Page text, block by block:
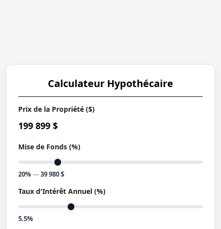
Calculateur Hypothécaire
Prix de la Propriété ($)
199 899 $
Mise de Fonds (%)
20%—39 980 $
Taux d'Intérêt Annuel (%)
5.5%